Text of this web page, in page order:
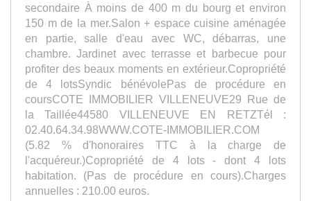
secondaire À moins de 400 m du bourg et environ
150 m de la mer.Salon + espace cuisine aménagée
en partie, salle d'eau avec WC, débarras, une
chambre. Jardinet avec terrasse et barbecue pour
profiter des beaux moments en extérieur.Copropriété
de 4 lotsSyndic bénévolePas de procédure en
coursCOTE IMMOBILIER VILLENEUVE29 Rue de
la Taillée44580 VILLENEUVE EN RETZTél :
02.40.64.34.98WWW.COTE-IMMOBILIER.COM
(5.82 % d'honoraires TTC à la charge de
l'acquéreur.)Copropriété de 4 lots - dont 4 lots
habitation. (Pas de procédure en cours).Charges
annuelles : 210.00 euros.